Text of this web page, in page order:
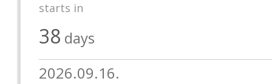
starts in
38 days
2026.09.16.